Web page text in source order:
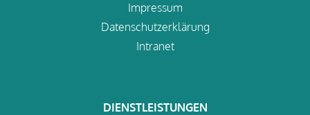
Impressum
Datenschutzerklärung
Intranet
DIENSTLEISTUNGEN